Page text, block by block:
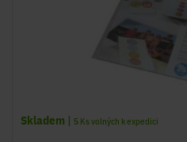
Skladem | 5 Ks volných k expedici